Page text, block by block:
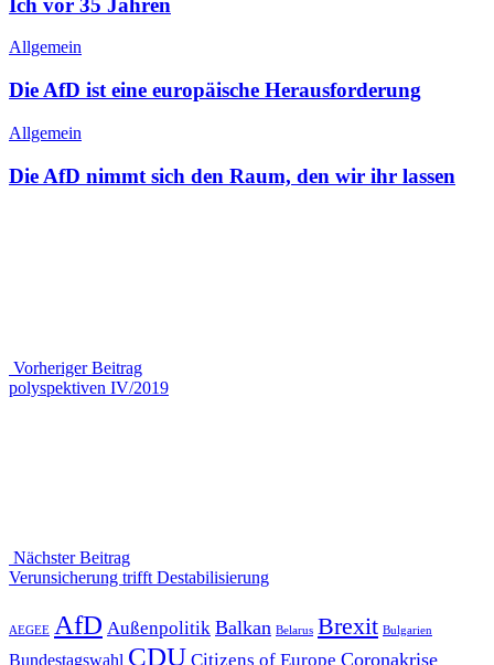
Allgemein
Die AfD ist eine europäische Herausforderung
Allgemein
Die AfD nimmt sich den Raum, den wir ihr lassen
Vorheriger Beitrag
Vorheriger
polyspektiven IV/2019
Nächster Beitrag
Nächster
Verunsicherung trifft Destabilisierung
AEGEE AfD Außenpolitik Balkan Belarus Brexit Bulgarien
Bundestagswahl CDU Citizens of Europe Coronakrise